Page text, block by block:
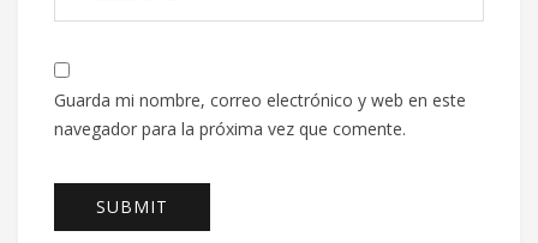
Guarda mi nombre, correo electrónico y web en este
navegador para la próxima vez que comente.